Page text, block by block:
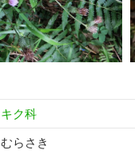
キク科
むらさき